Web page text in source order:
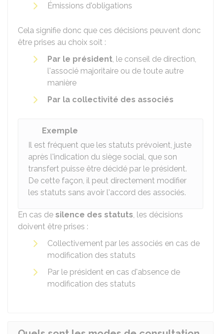
Émissions d'obligations
Cela signifie donc que ces décisions peuvent donc
être prises au choix soit :
Par le président, le conseil de direction,
l'associé majoritaire ou de toute autre
manière
Par la collectivité des associés
Exemple
Il est fréquent que les statuts prévoient, juste
après l'indication du siège social, que son
transfert puisse être décidé par le président.
De cette façon, il peut directement modifier
les statuts sans avoir l'accord des associés.
En cas de silence des statuts, les décisions
doivent être prises :
Collectivement par les associés en cas de
modification des statuts
Par le président en cas d'absence de
modification des statuts